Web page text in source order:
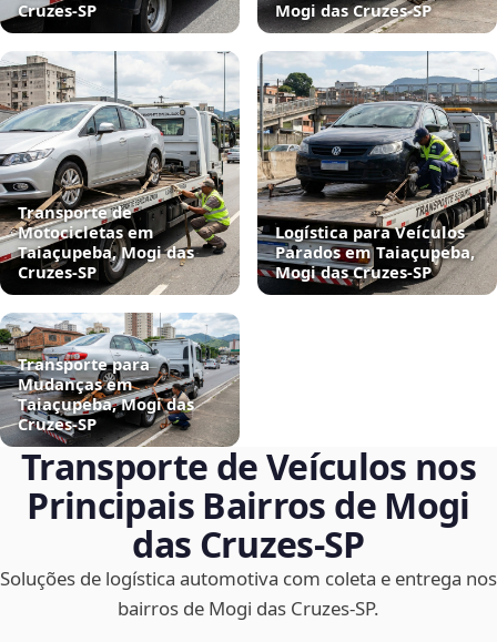
Cruzes‑SP
Mogi das Cruzes‑SP
Transporte de
Motocicletas em
Taiaçupeba, Mogi das
Cruzes‑SP
Logística para Veículos
Parados em Taiaçupeba,
Mogi das Cruzes‑SP
Transporte para
Mudanças em
Taiaçupeba, Mogi das
Cruzes‑SP
Transporte de Veículos nos
Principais Bairros de Mogi
das Cruzes‑SP
Soluções de logística automotiva com coleta e entrega nos
bairros de Mogi das Cruzes‑SP.